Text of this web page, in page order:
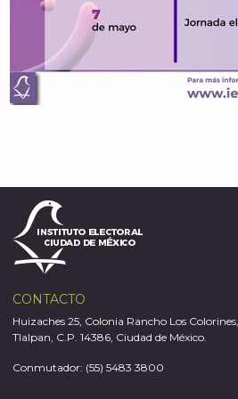
CONTACTO
Huizaches 25, Colonia Rancho Los Colorines,
Tlalpan, C.P. 14386, Ciudad de México.
Conmutador: (55) 5483 3800